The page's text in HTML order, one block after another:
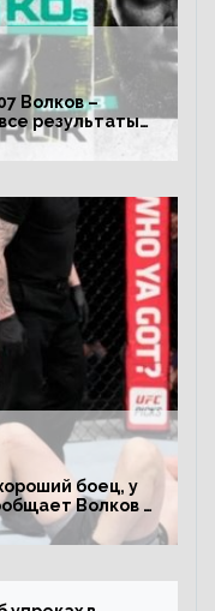
Волков –
результаты
боец, у
Волков –